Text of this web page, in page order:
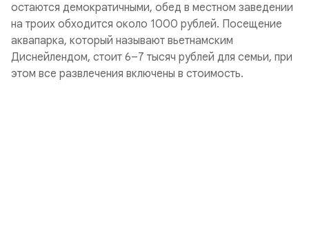
остаются демократичными, обед в местном заведении
на троих обходится около 1000 рублей. Посещение
аквапарка, который называют вьетнамским
Диснейлендом, стоит 6–7 тысяч рублей для семьи, при
этом все развлечения включены в стоимость.